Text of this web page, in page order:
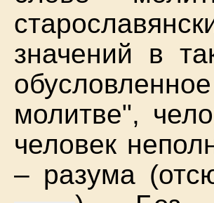
значений в
молитве",
человек
– разума